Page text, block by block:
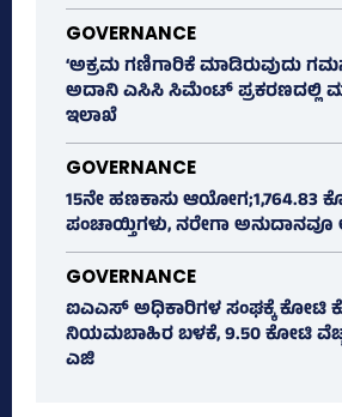
GOVERNANCE
‘ಅಕ್ರಮ ಗಣಿಗಾರಿಕೆ ಮಾಡಿರುವುದು
ಅದಾನಿ ಎಸಿಸಿ ಸಿಮೆಂಟ್ ಪ್ರಕರಣದಲ್ಲಿ
ಇಲಾಖೆ
GOVERNANCE
15ನೇ ಹಣಕಾಸು
ಪಂಚಾಯ್ತಿಗಳು, ನರೇಗಾ ಅನುದಾನವೂ
GOVERNANCE
ಐಎಎಸ್‌ ಅಧಿಕಾರಿಗಳ ಸಂಘಕ್ಕೆ ಕೋಟಿ
ನಿಯಮಬಾಹಿರ ಬಳಕೆ, 9.50 ಕೋಟಿ
ಎಜಿ